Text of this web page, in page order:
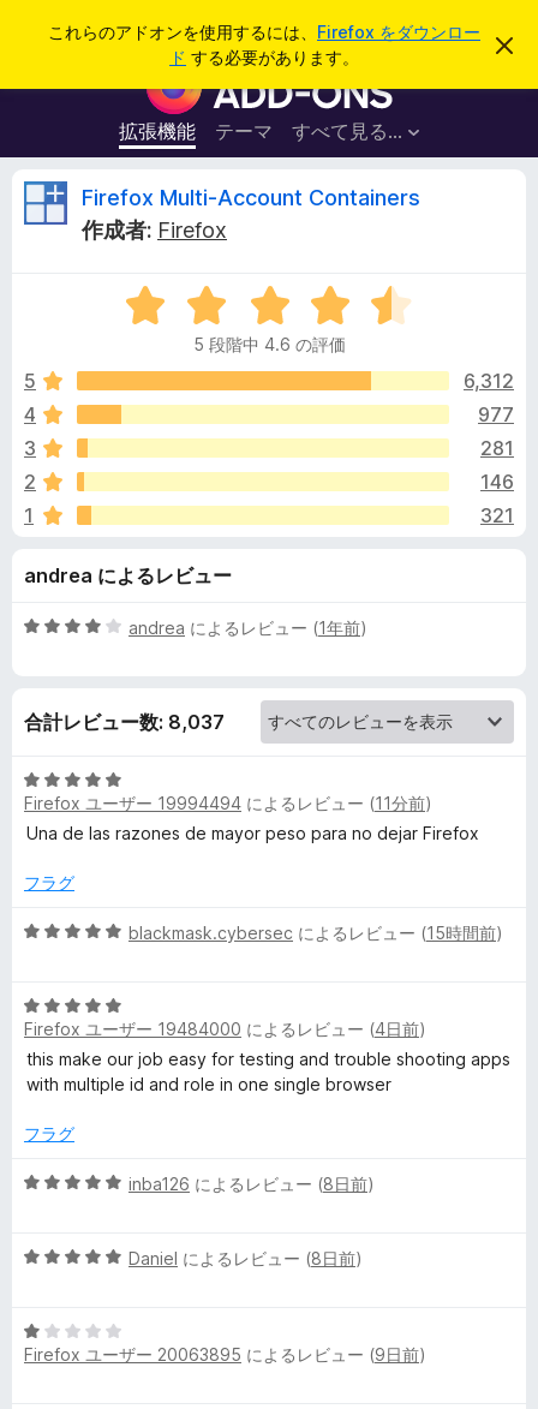
これらのアドオンを使用するには、 Firefox をダウンロー
ド する必要があります。
こ
を
F
i
r
e
ラ
ウ
ザ
ー
ド
オ
ン
拡張機能 テーマ すべて見る...
ログイン
F
e
f
o
x
M
l
t
i
A
c
c
u
n
C
Firefox Multi-Account Containers
作成者: Firefox
5
段
中
.
の
価
5 段階中 4.6 の評価
5
6,312
4
977
3
281
2
146
1
321
andrea によるレビュー
5
4
評
価
andrea によるレビュー (1年前)
合計レビュー数: 8,037
5
段
階
5
評
Firefox ユーザー 19994494 によるレビュー (11分前)
Una de las razones de mayor peso para no dejar Firefox
フラグ
5
中
5
の
評
blackmask.cybersec によるレビュー (15時間前)
5
段
階
中
の
価
Firefox ユーザー 19484000 によるレビュー (4日前)
this make our job easy for testing and trouble shooting apps
with multiple id and role in one single browser
フラグ
5
中
評
価
inba126 によるレビュー (8日前)
5
中
5
Daniel によるレビュー (8日前)
5
段
Firefox ユーザー 20063895 によるレビュー (9日前)